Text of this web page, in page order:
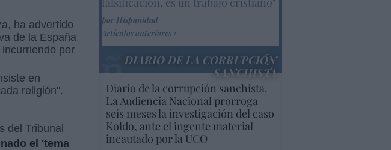
ha advertido
de la España
por
en
religión".
del Tribunal
el 'tema
por Hispanidad
Artículos anteriores
DIARIO DE LA CORRUPCIÓN
SANCHISTA
Diario de la corrupción sanchista.
La Audiencia Nacional prorroga
seis meses la investigación del caso
Koldo, ante el ingente material
incautado por la UCO